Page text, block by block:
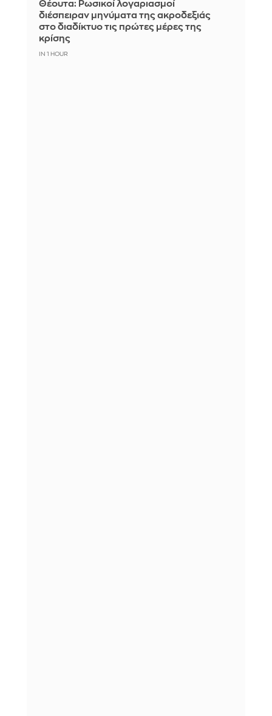
Θέουτα: Ρωσικοί λογαριασμοί
διέσπειραν μηνύματα της ακροδεξιάς
στο διαδίκτυο τις πρώτες μέρες της
κρίσης
IN 1 HOUR